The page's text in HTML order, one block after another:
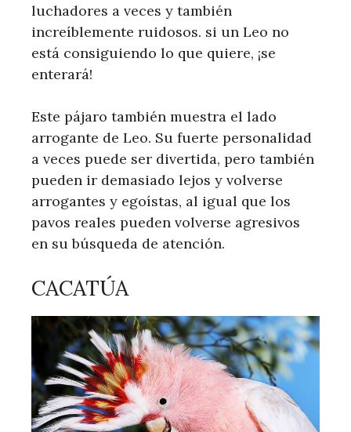
luchadores a veces y también
increíblemente ruidosos. si un Leo no
está consiguiendo lo que quiere, ¡se
enterará!
Este pájaro también muestra el lado
arrogante de Leo. Su fuerte personalidad
a veces puede ser divertida, pero también
pueden ir demasiado lejos y volverse
arrogantes y egoístas, al igual que los
pavos reales pueden volverse agresivos
en su búsqueda de atención.
CACATÚA